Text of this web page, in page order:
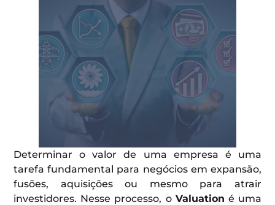
Determinar o valor de uma empresa é uma
tarefa fundamental para negócios em expansão,
fusões, aquisições ou mesmo para atrair
investidores. Nesse processo, o Valuation é uma